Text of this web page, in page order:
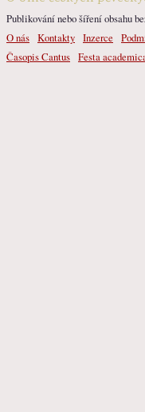
Publikování nebo šíření obsahu
O nás Kontakty Inzerce
Časopis Cantus Festa